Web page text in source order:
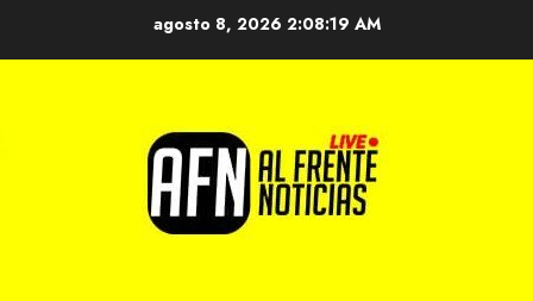
agosto 8, 2026 2:08:20 AM